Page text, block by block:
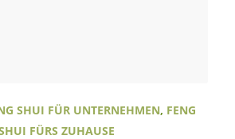
SHUI FÜR UNTERNEHMEN, FENG
FÜRS ZUHAUSE